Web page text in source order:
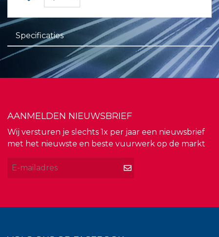
Specificaties
AANMELDEN NIEUWSBRIEF
Wij versturen je slechts 1x per jaar een nieuwsbrief
met het nieuwste en beste vuurwerk op de markt